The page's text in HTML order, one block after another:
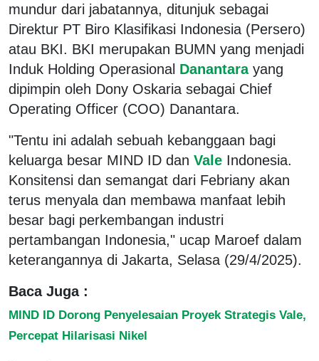
mundur dari jabatannya, ditunjuk sebagai
Direktur PT Biro Klasifikasi Indonesia (Persero)
atau BKI. BKI merupakan BUMN yang menjadi
Induk Holding Operasional Danantara yang
dipimpin oleh Dony Oskaria sebagai Chief
Operating Officer (COO) Danantara.
"Tentu ini adalah sebuah kebanggaan bagi
keluarga besar MIND ID dan Vale Indonesia.
Konsitensi dan semangat dari Febriany akan
terus menyala dan membawa manfaat lebih
besar bagi perkembangan industri
pertambangan Indonesia," ucap Maroef dalam
keterangannya di Jakarta, Selasa (29/4/2025).
Baca Juga :
MIND ID Dorong Penyelesaian Proyek Strategis Vale,
Percepat Hilarisasi Nikel